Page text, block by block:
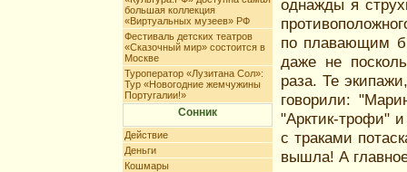
большая коллекция
«Виртуальных музеев» РФ
Фестиваль детских театров
«Сказочный мир» состоится в
Москве
Туроператор «Лузитана Сол»:
Тур «Новогодние жемчужины
Португалии!»
Сонник
Действие
Деньги
Кошмары
однажды я
по плавающим
даже не
раза. Те
говорили:
"Арктик-трофи"
с траками
вышла! А